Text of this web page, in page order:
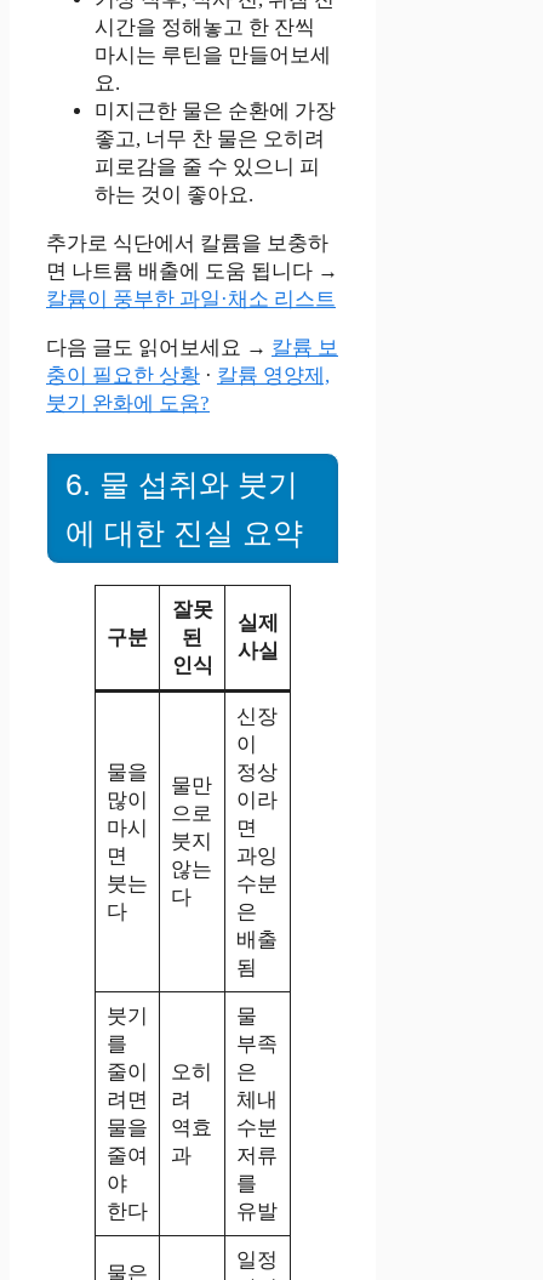
시간을 정해놓고 한 잔씩
마시는 루틴을 만들어보세
요.
미지근한 물은 순환에 가장
좋고, 너무 찬 물은 오히려
피로감을 줄 수 있으니 피
하는 것이 좋아요.
추가로 식단에서 칼륨을 보충하
면 나트륨 배출에 도움 됩니다 →
칼륨이 풍부한 과일·채소 리스트
다음 글도 읽어보세요 → 칼륨 보
충이 필요한 상황 · 칼륨 영양제,
붓기 완화에 도움?
6. 물 섭취와 붓기
에 대한 진실 요약
구분
잘못
된
인식
실제
사실
물을
많이
마시
면
붓는
다
물만
으로
붓지
않는
다
신장
이
정상
이라
면
과잉
수분
은
배출
됨
붓기
를
줄이
려면
물을
줄여
야
한다
오히
려
역효
과
물
부족
은
체내
수분
저류
를
유발
물은
일정